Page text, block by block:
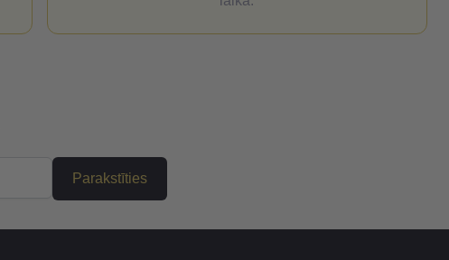
Parakstīties